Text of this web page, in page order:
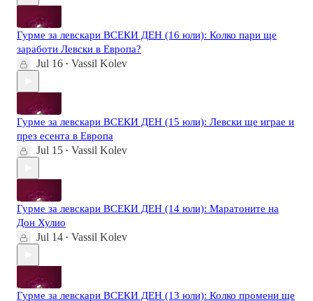
Гурме за левскари ВСЕКИ ДЕН (16 юли): Колко пари ще
заработи Левски в Европа?
Jul 16 • Vassil Kolev
Гурме за левскари ВСЕКИ ДЕН (15 юли): Левски ще играе и
през есента в Европа
Jul 15 • Vassil Kolev
Гурме за левскари ВСЕКИ ДЕН (14 юли): Маратоните на
Дон Хулио
Jul 14 • Vassil Kolev
Гурме за левскари ВСЕКИ ДЕН (13 юли): Колко промени ще